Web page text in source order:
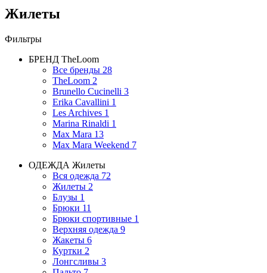
Жилеты
Фильтры
БРЕНД TheLoom
Все бренды 28
TheLoom 2
Brunello Cucinelli 3
Erika Cavallini 1
Les Archives 1
Marina Rinaldi 1
Max Mara 13
Max Mara Weekend 7
ОДЕЖДА Жилеты
Вся одежда 72
Жилеты 2
Блузы 1
Брюки 11
Брюки спортивные 1
Верхняя одежда 9
Жакеты 6
Куртки 2
Лонгсливы 3